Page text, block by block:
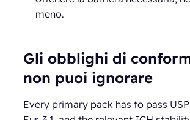
meno.
Gli obblighi di
non puoi ignorare
Every primary pack has to pass